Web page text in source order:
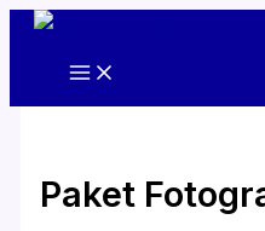
Lewati
Paket